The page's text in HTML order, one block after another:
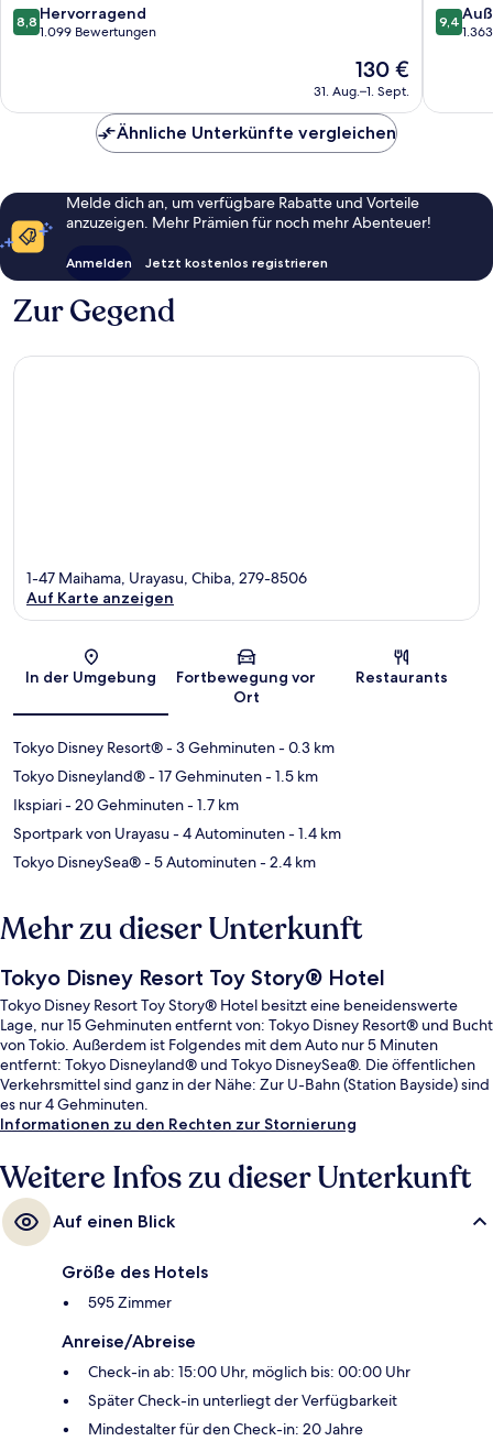
8.8
von
Bewertungen
8,8 Hervorragend
1.099 Bewertungen
Der
Preis
beträgt
130 €
130 €
31. Aug.–1. Sept.
9.4
von
9,4
Ähnliche Unterkünfte vergleichen
Melde dich an, um verfügbare Rabatte und Vorteile
anzuzeigen. Mehr Prämien für noch mehr Abenteuer!
Anmelden Jetzt kostenlos registrieren
Zur Gegend
Karte
1-47 Maihama, Urayasu, Chiba, 279-8506
Auf Karte anzeigen
In der Umgebung
Fortbewegung vor
Ort
Restaurants
Tokyo Disney Resort®- 3 Gehminuten- 0.3 km
Tokyo Disneyland®- 17 Gehminuten- 1.5 km
Ikspiari- 20 Gehminuten- 1.7 km
Sportpark von Urayasu- 4 Autominuten- 1.4 km
Tokyo DisneySea®- 5 Autominuten- 2.4 km
Mehr zu dieser Unterkunft
Tokyo Disney Resort Toy Story® Hotel
Tokyo Disney Resort Toy Story® Hotel besitzt eine beneidenswerte
Lage, nur 15 Gehminuten entfernt von: Tokyo Disney Resort® und Bucht
von Tokio. Außerdem ist Folgendes mit dem Auto nur 5 Minuten
entfernt: Tokyo Disneyland® und Tokyo DisneySea®. Die öffentlichen
Verkehrsmittel sind ganz in der Nähe: Zur U-Bahn (Station Bayside) sind
es nur 4 Gehminuten.
Informationen zu den Rechten zur Stornierung
Weitere Infos zu dieser Unterkunft
Auf einen Blick
Größe des Hotels
595 Zimmer
Anreise/Abreise
Check-in ab: 15:00 Uhr, möglich bis: 00:00 Uhr
Später Check-in unterliegt der Verfügbarkeit
Mindestalter für den Check-in: 20 Jahre